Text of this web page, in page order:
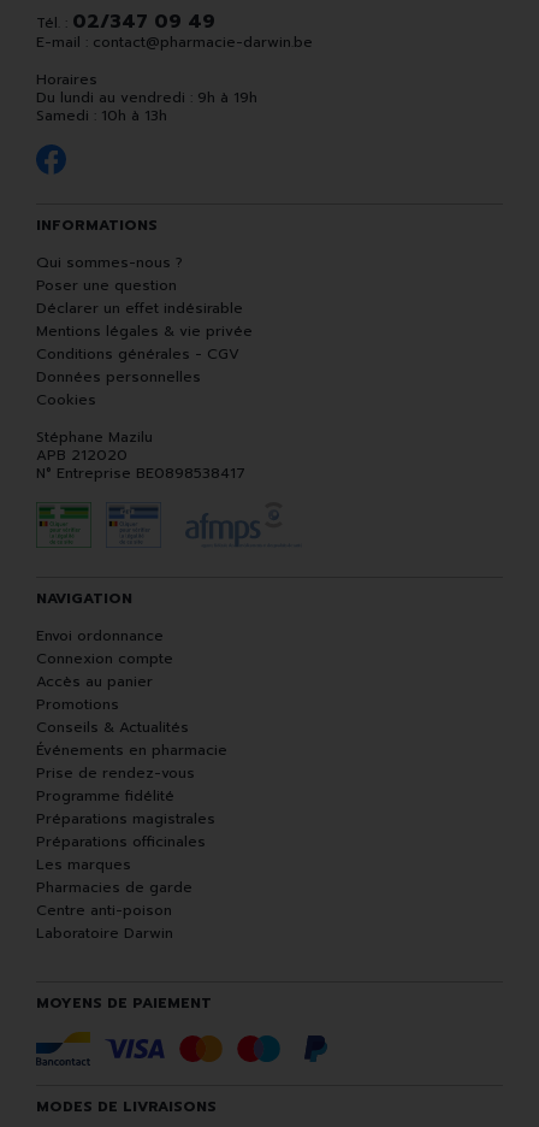
Tél. : 02/347 09 49
E-mail : contact@pharmacie-darwin.be
Horaires
Du lundi au vendredi : 9h à 19h
Samedi : 10h à 13h
INFORMATIONS
Qui sommes-nous ?
Poser une question
Déclarer un effet indésirable
Mentions légales & vie privée
Conditions générales - CGV
Données personnelles
Cookies
Stéphane Mazilu
APB 212020
N° Entreprise BE0898538417
NAVIGATION
Envoi ordonnance
Connexion compte
Accès au panier
Promotions
Conseils & Actualités
Événements en pharmacie
Prise de rendez-vous
Programme fidélité
Préparations magistrales
Préparations officinales
Les marques
Pharmacies de garde
Centre anti-poison
Laboratoire Darwin
MOYENS DE PAIEMENT
MODES DE LIVRAISONS